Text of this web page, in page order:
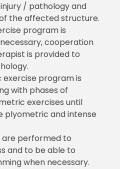
/ pathology and
the affected structure.
program is
cooperation
is provided to
program is
with phases of
exercises until
plyometric and intense
are performed to
and to be able to
when necessary.